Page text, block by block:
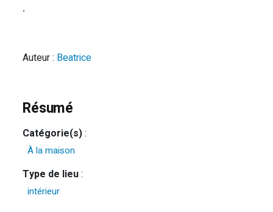
.
Auteur : Beatrice
Résumé
Catégorie(s):
À la maison
Type de lieu:
intérieur